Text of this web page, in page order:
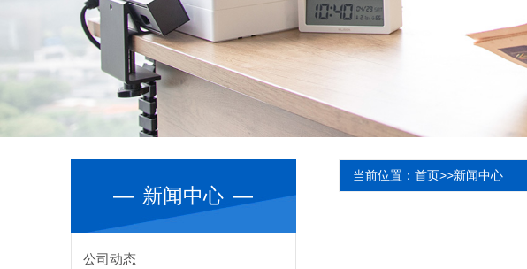
— 新闻中心 —
公司动态
当前位置： 首页>>新闻中心